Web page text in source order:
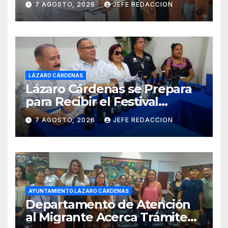
7 AGOSTO, 2026 JEFE REDACCION
LÁZARO CÁRDENAS
Lázaro Cárdenas se Prepara
para Recibir el Festival
Internacional de la Cerveza
Costa de Michoacán 2026
7 AGOSTO, 2026 JEFE REDACCION
AYUNTAMIENTO LÁZARO CÁRDENAS
Departamento de Atención
al Migrante Acerca Trámite